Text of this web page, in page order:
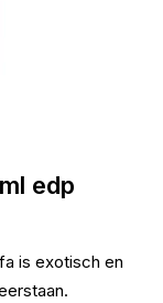
edp
is exotisch en